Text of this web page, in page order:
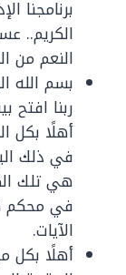
برنامجنا
الكريم..
النعم من
بسم الله
ربنا افتح
أهلًا بكل
في ذلك
هي تلك
في محكم
الآيات.
أهلًا بكل